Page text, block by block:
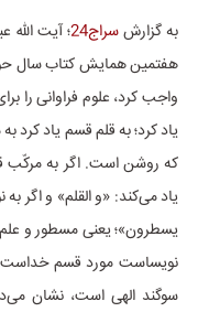
به گزارشسراج24
؛ آیت الله
هفتمین همایش کتاب سال
واجب کرد، علوم فراوانی را
یاد کرد؛ به قلم قسم یاد کرد
که روشن است. اگر به مرکّب
یاد می‌کند: «و القلم» و اگر
یسطرون»؛ یعنی مسطور و
نویساست مورد قسم خداست
سوگند الهی است، نشان